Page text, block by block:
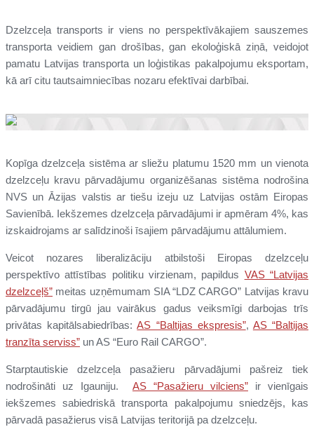
Dzelzceļa transports ir viens no perspektīvākajiem sauszemes
transporta veidiem gan drošības, gan ekoloģiskā ziņā, veidojot
pamatu Latvijas transporta un loģistikas pakalpojumu eksportam,
kā arī citu tautsaimniecības nozaru efektīvai darbībai.
Kopīga dzelzceļa sistēma ar sliežu platumu 1520 mm un vienota
dzelzceļu kravu pārvadājumu organizēšanas sistēma nodrošina
NVS un Āzijas valstis ar tiešu izeju uz Latvijas ostām Eiropas
Savienībā. Iekšzemes dzelzceļa pārvadājumi ir apmēram 4%, kas
izskaidrojams ar salīdzinoši īsajiem pārvadājumu attālumiem.
Veicot nozares liberalizāciju atbilstoši Eiropas dzelzceļu
perspektīvo attīstības politiku virzienam, papildus VAS “Latvijas
dzelzceļš” meitas uzņēmumam SIA “LDZ CARGO” Latvijas kravu
pārvadājumu tirgū jau vairākus gadus veiksmīgi darbojas trīs
privātas kapitālsabiedrības:AS “Baltijas ekspresis”, AS “Baltijas
tranzīta serviss” un AS “Euro Rail CARGO”.
Starptautiskie dzelzceļa pasažieru pārvadājumi pašreiz tiek
nodrošināti uz Igauniju. AS “Pasažieru vilciens” ir vienīgais
iekšzemes sabiedriskā transporta pakalpojumu sniedzējs, kas
pārvadā pasažierus visā Latvijas teritorijā pa dzelzceļu.